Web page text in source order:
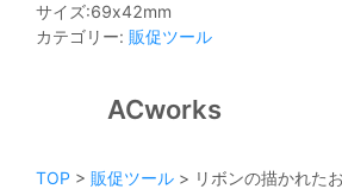
サイズ:69x42mm
カテゴリー: 販促ツール
ACworks
TOP > 販促ツール > リボンの描かれた